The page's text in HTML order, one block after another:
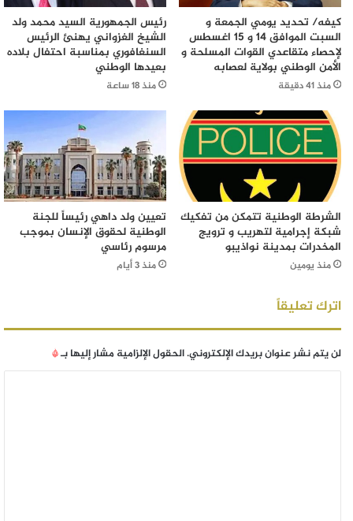
كيفه/ تحديد يومي الجمعة و
السبت الموافق 14 و 15 اغسطس
لإحصاء متقاعدي القوات المسلحة و
الأمن الوطني بولاية لعصابه
منذ 41 دقيقة
رئيس الجمهورية السيد محمد ولد
الشيخ الغزواني يهنئ الرئيس
السنغافوري بمناسبة احتفال بلاده
بعيدها الوطني
منذ 18 ساعة
الشرطة الوطنية تتمكن من تفكيك
شبكة إجرامية لتهريب و ترويج
المخدرات بمدينة نواذيبو
منذ يومين
تعيين ولد داهي رئيساً للجنة
الوطنية لحقوق الإنسان بموجب
مرسوم رئاسي
منذ 3 أيام
اترك تعليقاً
لن يتم نشر عنوان بريدك الإلكتروني.الحقول الإلزامية مشار إليها بـ*